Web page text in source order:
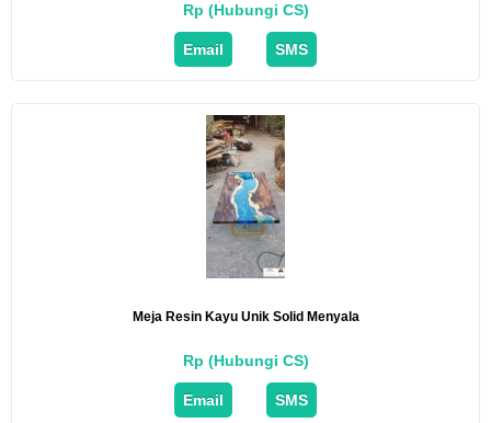
Rp (Hubungi CS)
Email SMS
Meja Resin Kayu Unik Solid Menyala
Rp (Hubungi CS)
Email SMS